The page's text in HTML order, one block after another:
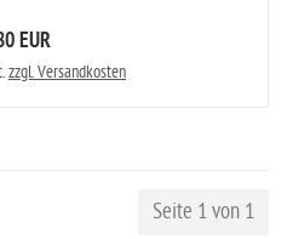
EUR
zzgl. Versandkosten
Seite 1 von 1